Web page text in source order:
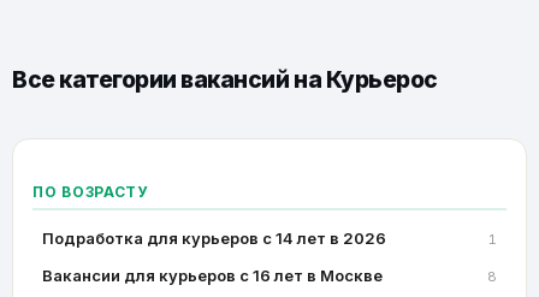
Все категории вакансий на Курьерос
ПО ВОЗРАСТУ
Подработка для курьеров с 14 лет в 2026 1
Вакансии для курьеров с 16 лет в Москве 8